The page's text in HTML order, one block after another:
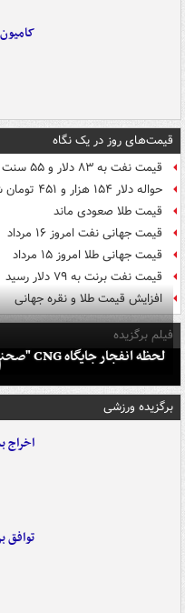
کامیون با راننده
قیمت‌های روز در یک نگاه
قیمت نفت به ۸۳ دلار و ۵۵ سنت در هر بشکه رسید
حواله دلار ۱۵۴ هزار و ۴۵۱ تومان شد
قیمت طلا صعودی ماند
قیمت جهانی نفت امروز ۱۶ مرداد
قیمت جهانی طلا امروز ۱۵ مرداد
قیمت نفت برنت به ۷۹ دلار رسید
افزایش قیمت طلا و نقره جهانی
فیلم برگزیده
لحظه انفجار جایگاه CNG "صحنه" در دوربین مداربسته
برگزیده ورزشی
اخراج
توافق